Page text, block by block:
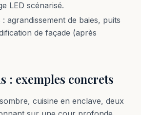
LED scénarisé.
agrandissement de baies, puits
de façade (après
: exemples concrets
cuisine en enclave, deux